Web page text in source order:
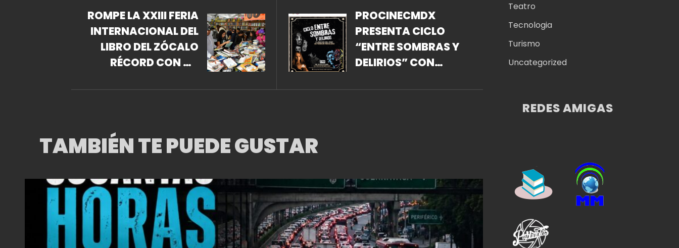
ROMPE LA XXIII FERIA
INTERNACIONAL DEL
LIBRO DEL ZÓCALO
RÉCORD CON UN
ASISTENTES
PROCINECMDX
PRESENTA CICLO
“ENTRE SOMBRAS Y
DELIRIOS” CON
MEXICANO PARA
TAMBIÉN TE PUEDE GUSTAR
Teatro
Tecnologia
Turismo
Uncategorized
REDES AMIGAS